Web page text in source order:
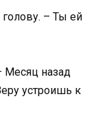
голову. – Ты ей
Месяц назад
устроишь к